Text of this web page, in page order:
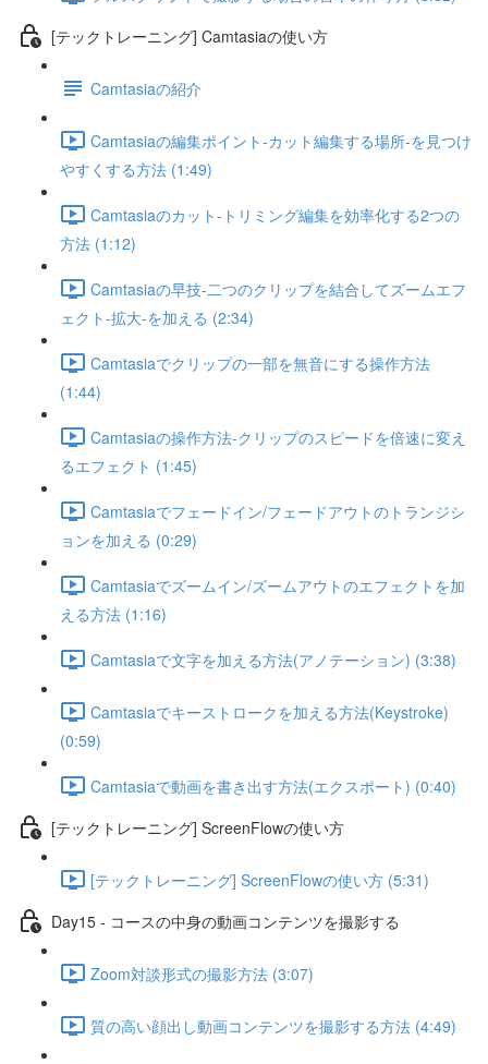
[テックトレーニング] Camtasiaの使い方
Camtasiaの紹介
Camtasiaの編集ポイント-カット編集する場所-を見つけ
やすくする方法 (1:49)
Camtasiaのカット-トリミング編集を効率化する2つの
方法 (1:12)
Camtasiaの早技-二つのクリップを結合してズームエフ
ェクト-拡大-を加える (2:34)
Camtasiaでクリップの一部を無音にする操作方法
(1:44)
Camtasiaの操作方法-クリップのスピードを倍速に変え
るエフェクト (1:45)
Camtasiaでフェードイン/フェードアウトのトランジシ
ョンを加える (0:29)
Camtasiaでズームイン/ズームアウトのエフェクトを加
える方法 (1:16)
Camtasiaで文字を加える方法(アノテーション) (3:38)
Camtasiaでキーストロークを加える方法(Keystroke)
(0:59)
Camtasiaで動画を書き出す方法(エクスポート) (0:40)
[テックトレーニング] ScreenFlowの使い方
[テックトレーニング] ScreenFlowの使い方 (5:31)
Day15 - コースの中身の動画コンテンツを撮影する
Zoom対談形式の撮影方法 (3:07)
質の高い顔出し動画コンテンツを撮影する方法 (4:49)